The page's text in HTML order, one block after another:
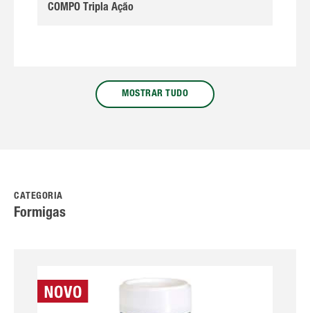
COMPO Tripla Ação
MOSTRAR TUDO
CATEGORIA
Formigas